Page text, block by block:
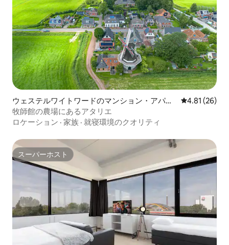
ウェステルワイトワードのマンション・アパー
ト
レビュー26
4.81 (26)
牧師館の農場にあるアタリエ
ロケーション · 家族 · 就寝環境のクオリティ
スーパーホスト
スーパーホスト